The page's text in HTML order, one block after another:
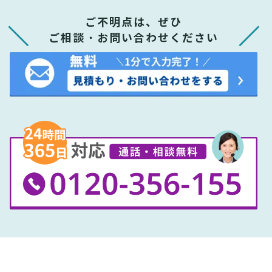
ご不明点は、ぜひ
ご相談・お問い合わせください